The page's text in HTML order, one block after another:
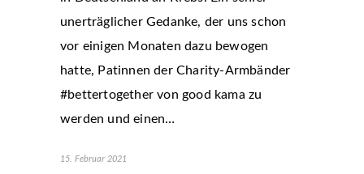
unerträglicher Gedanke, der uns schon
vor einigen Monaten dazu bewogen
hatte, Patinnen der Charity-Armbänder
#bettertogether von good kama zu
werden und einen…
15. Februar 2021